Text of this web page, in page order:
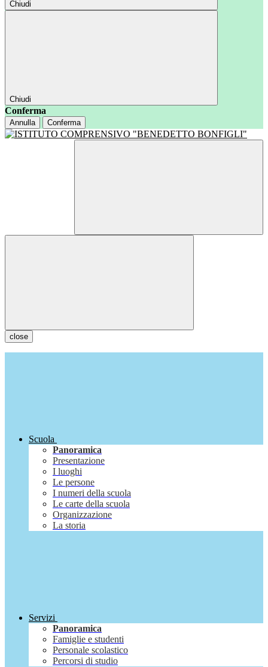
Chiudi
Chiudi
Conferma
Annulla Conferma
close
Scuola
Panoramica
Presentazione
I luoghi
Le persone
I numeri della scuola
Le carte della scuola
Organizzazione
La storia
Servizi
Panoramica
Famiglie e studenti
Personale scolastico
Percorsi di studio